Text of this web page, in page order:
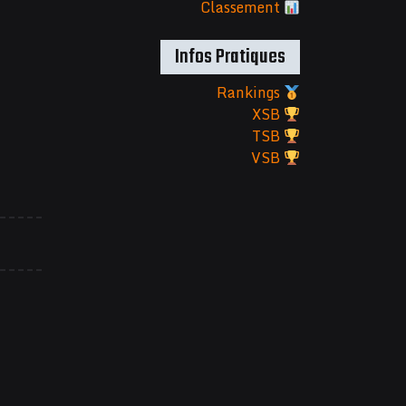
Classement
Infos Pratiques
Rankings
XSB
TSB
VSB